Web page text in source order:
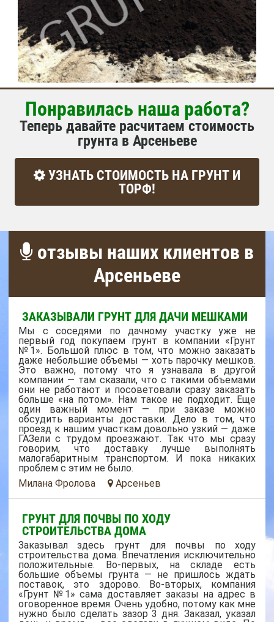
Понравилась наша работа?
Теперь давайте расчитаем стоимость
грунта в Арсеньеве
УЗНАТЬ СТОИМОСТЬ НА ГРУНТ И
ТОРФ!
отзывы наших клиентов в
Арсеньеве
ЗАКАЗЫВАЛИ ГРУНТ ДЛЯ ДАЧИ МЕШКАМИ
Мы с соседями по дачному участку уже не
первый год покупаем грунт в компании «Грунт
№1». Большой плюс в том, что можно заказать
даже небольшие объемы — хоть парочку мешков.
Это важно, потому что я узнавала в другой
компании — там сказали, что с такими объемами
они не работают и посоветовали сразу заказать
больше «на потом». Нам такое не подходит. Еще
один важный момент — при заказе можно
обсудить варианты доставки. Дело в том, что
проезд к нашим участкам довольно узкий — даже
ГАЗели с трудом проезжают. Так что мы сразу
говорим, что доставку лучше выполнять
малогабаритным транспортом. И пока никаких
проблем с этим не было.
Милана Фролова
Арсеньев
ГРУНТ ДЛЯ ПОЧВЫ ПО ХОДУ
СТРОИТЕЛЬСТВА ДОМА
Заказывал здесь грунт для почвы по ходу
строительства дома. Впечатления исключительно
положительные. Во-первых, на складе есть
большие объемы грунта — не пришлось ждать
поставок, это здорово. Во-вторых, компания
«Грунт №1» сама доставляет заказы на адрес в
оговоренное время. Очень удобно, потому как мне
нужно было сделать зазор 3 дня. Заказал, указал